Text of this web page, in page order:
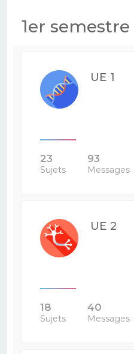
1er semestre
UE 1
23
Sujets
93
Messages
UE 2
18
Sujets
40
Messages